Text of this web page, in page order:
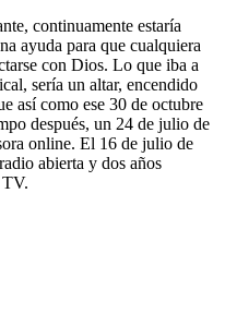
continuamente estaría
ayuda para que cualquiera
con Dios. Lo que iba a
sería un altar, encendido
así como ese 30 de octubre
después, un 24 de julio de
online. El 16 de julio de
abierta y dos años